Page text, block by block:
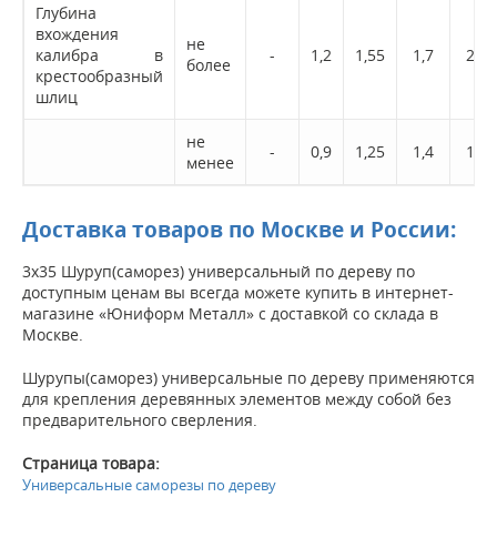
Глубина
вхождения
калибра в
крестообразный
шлиц
не
более
- 1,2 1,55 1,7 2,0
не
менее
- 0,9 1,25 1,4 1,5
Доставка товаров по Москве и России:
3х35 Шуруп(саморез) универсальный по дереву по
доступным ценам вы всегда можете купить в интернет-
магазине «Юниформ Металл» с доставкой со склада в
Москве.
Шурупы(саморез) универсальные по дереву применяются
для крепления деревянных элементов между собой без
предварительного сверления.
Страница товара:
Универсальные саморезы по дереву